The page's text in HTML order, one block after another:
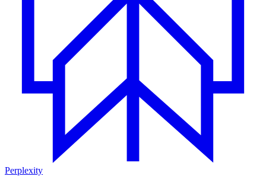
Perplexity